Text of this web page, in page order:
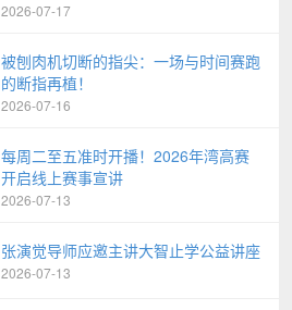
2026-07-17
被刨肉机切断的指尖：一场与时间赛跑
的断指再植！
2026-07-16
每周二至五准时开播！2026年湾高赛
开启线上赛事宣讲
2026-07-13
张演觉导师应邀主讲大智止学公益讲座
2026-07-13